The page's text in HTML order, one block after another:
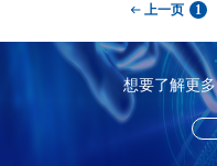
上一页 1
想要了解更